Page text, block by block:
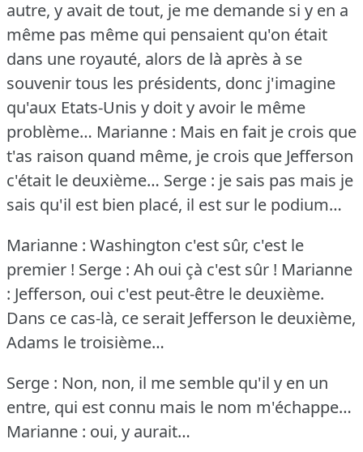
autre, y avait de tout, je me demande si y en a
même pas même qui pensaient qu'on était
dans une royauté, alors de là après à se
souvenir tous les présidents, donc j'imagine
qu'aux Etats-Unis y doit y avoir le même
problème… Marianne : Mais en fait je crois que
t'as raison quand même, je crois que Jefferson
c'était le deuxième… Serge : je sais pas mais je
sais qu'il est bien placé, il est sur le podium…
Marianne : Washington c'est sûr, c'est le
premier ! Serge : Ah oui çà c'est sûr ! Marianne
: Jefferson, oui c'est peut-être le deuxième.
Dans ce cas-là, ce serait Jefferson le deuxième,
Adams le troisième…
Serge : Non, non, il me semble qu'il y en un
entre, qui est connu mais le nom m'échappe…
Marianne : oui, y aurait…